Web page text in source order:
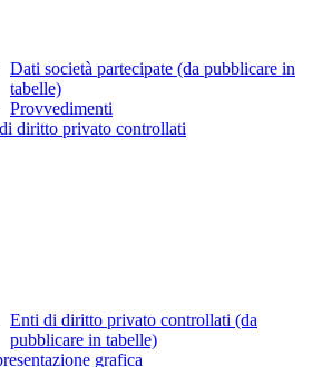
Dati società partecipate (da pubblicare in
tabelle)
Provvedimenti
diritto privato controllati
Enti di diritto privato controllati (da
pubblicare in tabelle)
grafica